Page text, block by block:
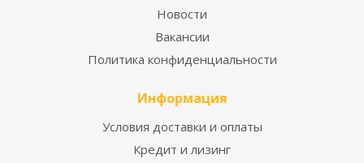
Новости
Вакансии
Политика конфиденциальности
Информация
Условия доставки и оплаты
Кредит и лизинг